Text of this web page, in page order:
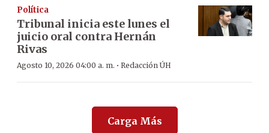
Política
Tribunal inicia este lunes el
juicio oral contra Hernán
Rivas
Agosto 10, 2026 04:00 a. m. · Redacción ÚH
Carga Más